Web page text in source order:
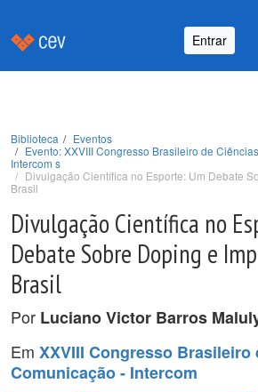
Entrar
Biblioteca
Eventos
Evento: XXVIII Congresso Brasileiro de
Intercom s
Divulgação Científica no Esporte: Um Debate
Brasil
Divulgação Científica no
Debate Sobre Doping e
Brasil
Por Luciano Victor Barros
Em XXVIII Congresso Brasileiro
Comunicação - Intercom